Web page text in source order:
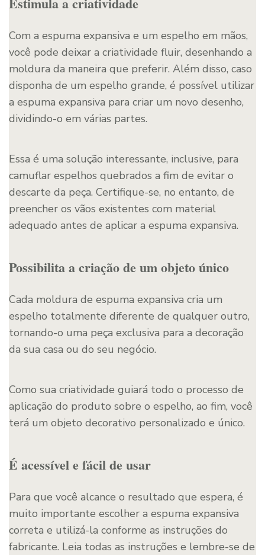
Com a espuma expansiva e um espelho em mãos,
você pode deixar a criatividade fluir, desenhando a
moldura da maneira que preferir. Além disso, caso
disponha de um espelho grande, é possível utilizar
a espuma expansiva para criar um novo desenho,
dividindo-o em várias partes.
Essa é uma solução interessante, inclusive, para
camuflar espelhos quebrados a fim de evitar o
descarte da peça. Certifique-se, no entanto, de
preencher os vãos existentes com material
adequado antes de aplicar a espuma expansiva.
Possibilita a criação de um objeto único
Cada moldura de espuma expansiva cria um
espelho totalmente diferente de qualquer outro,
tornando-o uma peça exclusiva para a decoração
da sua casa ou do seu negócio.
Como sua criatividade guiará todo o processo de
aplicação do produto sobre o espelho, ao fim, você
terá um objeto decorativo personalizado e único.
É acessível e fácil de usar
Para que você alcance o resultado que espera, é
muito importante escolher a espuma expansiva
correta e utilizá-la conforme as instruções do
fabricante. Leia todas as instruções e lembre-se de